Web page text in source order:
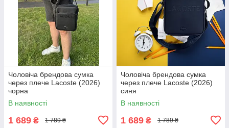
Чоловіча брендова сумка
через плече Lacoste (2026)
чорна
В наявності
1 689 ₴ 1 789 ₴
Чоловіча брендова сумка
через плече Lacoste (2026)
синя
В наявності
1 689 ₴ 1 789 ₴